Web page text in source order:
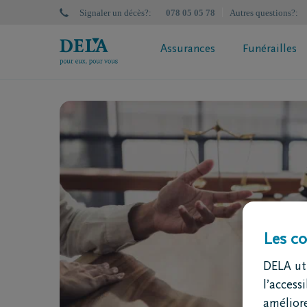
Signaler un décès?: 078 05 05 78 Autres questions?:
Assurances Funérailles
Plan de Prévoyance obsèques DELA
Qu'est-ce qu'une assurance obsèques
Demandez votre proposition de
Assurance obsèques? Faites le test
Les
DELA